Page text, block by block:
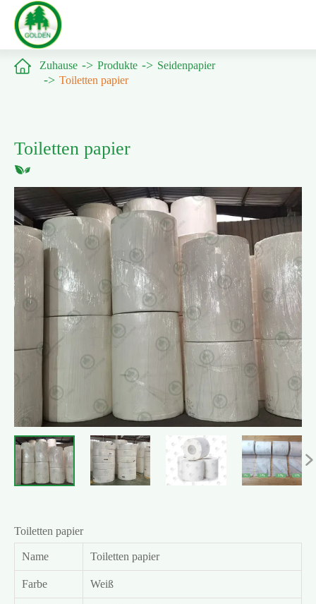
 Zuhause Produkte
Seidenpapier
Toiletten papier
Toiletten papier

Toiletten papier
Name Toiletten papier
Farbe Weiß